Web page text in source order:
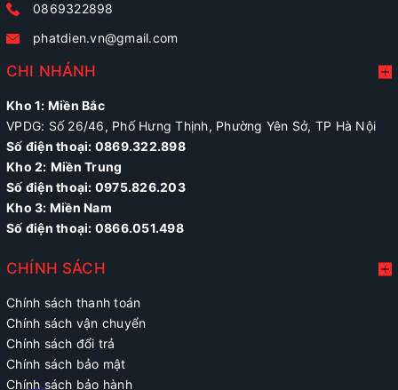
0869322898
phatdien.vn@gmail.com
CHI NHÁNH
Kho 1: Miền Bắc
VPDG: Số 26/46, Phố Hưng Thịnh, Phường Yên Sở, TP Hà Nội
Số điện thoại: 0869.322.898
Kho 2: Miền Trung
Số điện thoại: 0975.826.203
Kho 3: Miền Nam
Số điện thoại: 0866.051.498
CHÍNH SÁCH
Chính sách thanh toán
Chính sách vận chuyển
Chính sách đổi trả
Chính sách bảo mật
Chính sách bảo hành